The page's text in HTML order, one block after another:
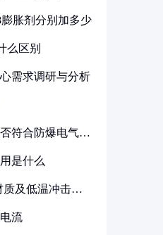
胀剂分别加多少
么区别
需求调研与分析
符合防爆电气设
是什么
质及低温冲击要
流